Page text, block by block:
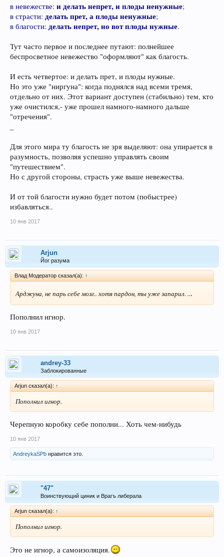
в невежестве: и делать непрет, и плоды ненужные;
в страсти: делать прет, а плоды ненужные;
в благости: делать непрет, но вот плоды нужные.
Тут часто первое и последнее путают: полнейшее
беспросветное невежество "оформляют" как благость.
И есть четвертое: и делать прет, и плоды нужные.
Но это уже "ниргуна": когда поднялся над всеми тремя,
отдельно от них. Этот вариант доступен (стабильно) тем, кто
уже очистился,- уже прошел намного-намного дальше
"отречения".
Для этого мира ту благость не зря выделяют: она упирается в
разумность, позволяя успешно управлять своим
"путешествием".
Но с другой стороны, страсть уже выше невежества.
И от той благости нужно будет потом (побыстрее)
избавляться..
10 янв 2017
Arjun
Йог разума
Влад Модератор сказал(а): ↑
Арджуна, не парь себе мозг.. хотя пардон, ты уже запарил. ...
Пополнил игнор.
10 янв 2017
andrey-33
Заблокированные
Arjun сказал(а): ↑
Пополнил игнор.
Черепную коробку себе пополни... Хоть чем-нибудь
10 янв 2017
AndreykaSPb нравится это.
"47"
Воинствующий циник и Врагъ либерала
Arjun сказал(а): ↑
Пополнил игнор.
Это не игнор, а самоизоляция.